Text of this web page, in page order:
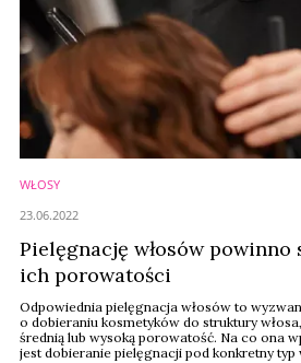
WŁOSY
Pielęgnację włosów powinno
ich porowatości
Odpowiednia pielęgnacja włosów to
o dobieraniu kosmetyków do struktury
średnią lub wysoką porowatość. Na co ona
jest dobieranie pielęgnacji pod konkretny typ
23.06.2022